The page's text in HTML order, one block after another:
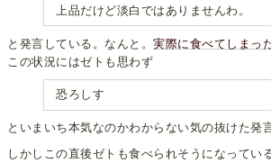
上品だけど淡白ではありませんわ。
と発言している。なんと。実際に食べてしまっ
この状況にはゼトも思わず
恐ろしす
といまいち本気なのかわからない気の抜けた発
しかしこの直後ゼトも食べられそうになっている